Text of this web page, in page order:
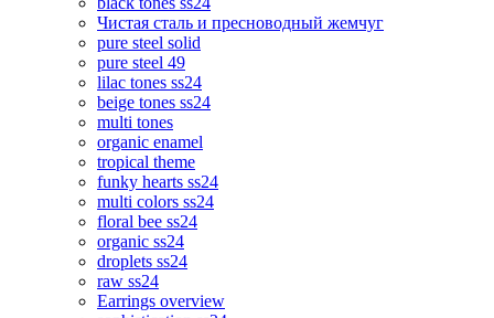
Чистая сталь и пресноводный жемчуг
pure steel solid
pure steel 49
lilac tones ss24
beige tones ss24
multi tones
organic enamel
tropical theme
funky hearts ss24
multi colors ss24
floral bee ss24
organic ss24
droplets ss24
raw ss24
Earrings overview